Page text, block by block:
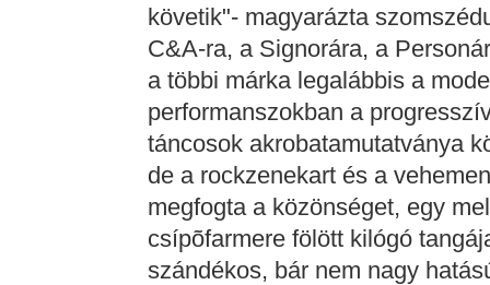
követik"- magyarázta
C&A-ra, a Signorára, a
a többi márka legalábbis a
performanszokban a
táncosok akrobatamutatványa
de a rockzenekart és a
megfogta a közönséget, egy
csípõfarmere fölött kilógó
szándékos, bár nem nagy